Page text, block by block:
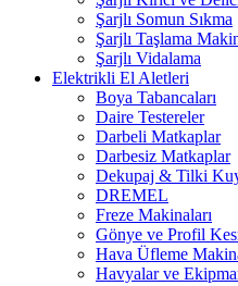
Şarjlı Somun Sıkma
Şarjlı Taşlama
Şarjlı Vidalama
Elektrikli El Aletleri
Boya Tabancaları
Daire Testereler
Darbeli Matkaplar
Darbesiz Matkaplar
Dekupaj & Tilki
DREMEL
Freze Makinaları
Gönye ve Profil
Hava Üfleme
Havyalar ve